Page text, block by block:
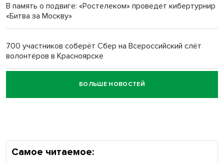
Обновлённое отделение ВТБ открылось в Искитиме
В память о подвиге: «Ростелеком» проведет кибертурнир
«Битва за Москву»
700 участников соберёт Сбер на Всероссийский слёт
волонтёров в Красноярске
Честный выбор: видеонаблюдение обеспечит
объективность результатов ЕДГ в Новосибирской
БОЛЬШЕ НОВОСТЕЙ
Самое читаемое: